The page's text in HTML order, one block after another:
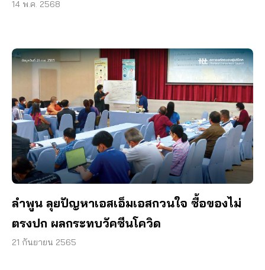
14 พ.ค. 2568
ลำพูน ลุยปัญหาเอสเอ็มเอสกวนใจ ซื้อของไม่
ตรงปก ผลกระทบวัคซีนโควิด
21 กันยายน 2565